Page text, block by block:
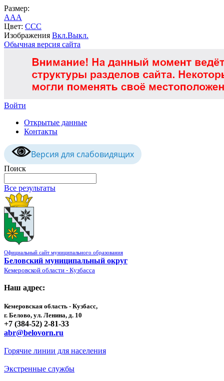
Размер:
AAA
Цвет: CCC
Изображения Вкл.Выкл.
Обычная версия сайта
Войти
Открытые данные
Контакты
Версия для слабовидящих
Поиск
Все результаты
Официальный сайт муниципального образования
Беловский муниципальный округ
Кемеровской области - Кузбасса
Наш адрес:
Кемеровская область - Кузбасс,
г. Белово, ул. Ленина, д. 10
+7 (384-52) 2-81-33
abr@belovorn.ru
Горячие линии для населения
Экстренные службы